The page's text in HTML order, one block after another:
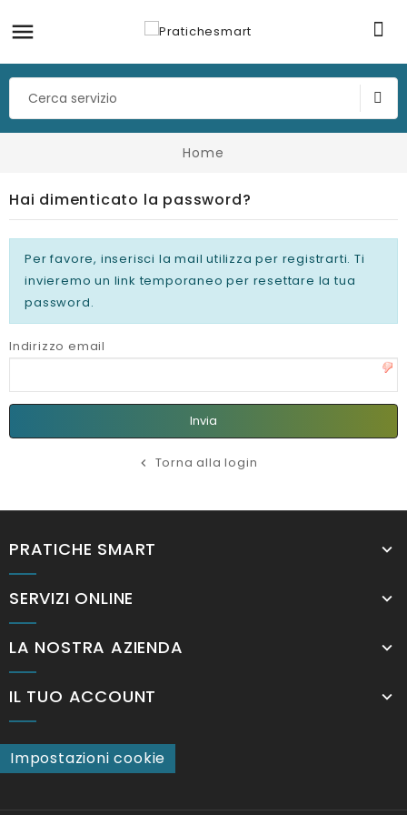
Home
Hai dimenticato la password?
Per favore, inserisci la mail utilizza per registrarti. Ti
invieremo un link temporaneo per resettare la tua
password.
Indirizzo email
Invia
 Torna alla login
PRATICHE SMART
SERVIZI ONLINE
LA NOSTRA AZIENDA
IL TUO ACCOUNT
Impostazioni cookie